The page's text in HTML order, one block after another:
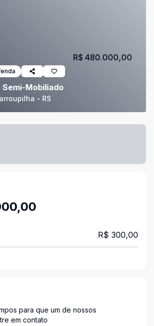
Mobiliado
- RS
R$ 480.000,00
R$ 300,00
para que um de nossos
em contato